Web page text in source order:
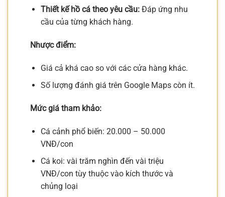
Thiết kế hồ cá theo yêu cầu:Đáp ứng nhu
cầu của từng khách hàng.
Nhược điểm:
Giá cả khá cao so với các cửa hàng khác.
Số lượng đánh giá trên Google Maps còn ít.
Mức giá tham khảo:
Cá cảnh phổ biến: 20.000 – 50.000
VNĐ/con
Cá koi: vài trăm nghìn đến vài triệu
VNĐ/con tùy thuộc vào kích thước và
chủng loại